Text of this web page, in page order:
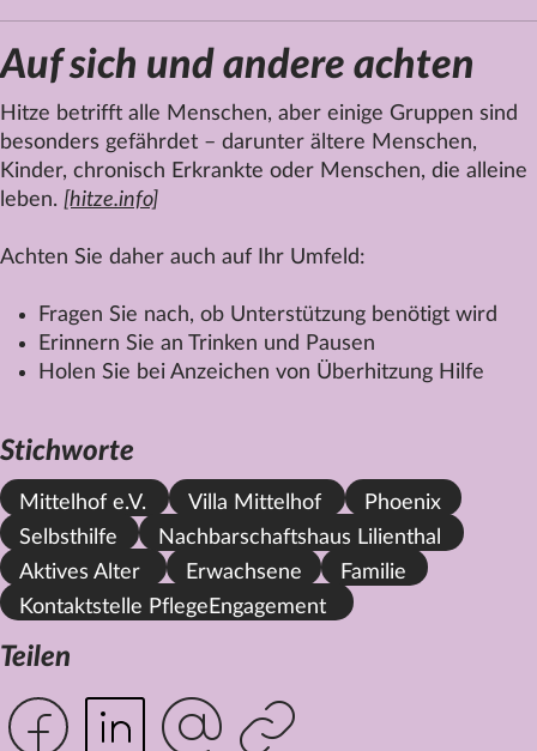
Auf sich und andere achten
Hitze betrifft alle Menschen, aber einige Gruppen sind
besonders gefährdet – darunter ältere Menschen,
Kinder, chronisch Erkrankte oder Menschen, die alleine
leben. [hitze.info]
Achten Sie daher auch auf Ihr Umfeld:
Fragen Sie nach, ob Unterstützung benötigt wird
Erinnern Sie an Trinken und Pausen
Holen Sie bei Anzeichen von Überhitzung Hilfe
Stichworte
Mittelhof e.V. Villa Mittelhof
Phoenix
Selbsthilfe
Nachbarschaftshaus Lilienthal
Aktives Alter
Erwachsene
Familie
Kontaktstelle PflegeEngagement
Teilen